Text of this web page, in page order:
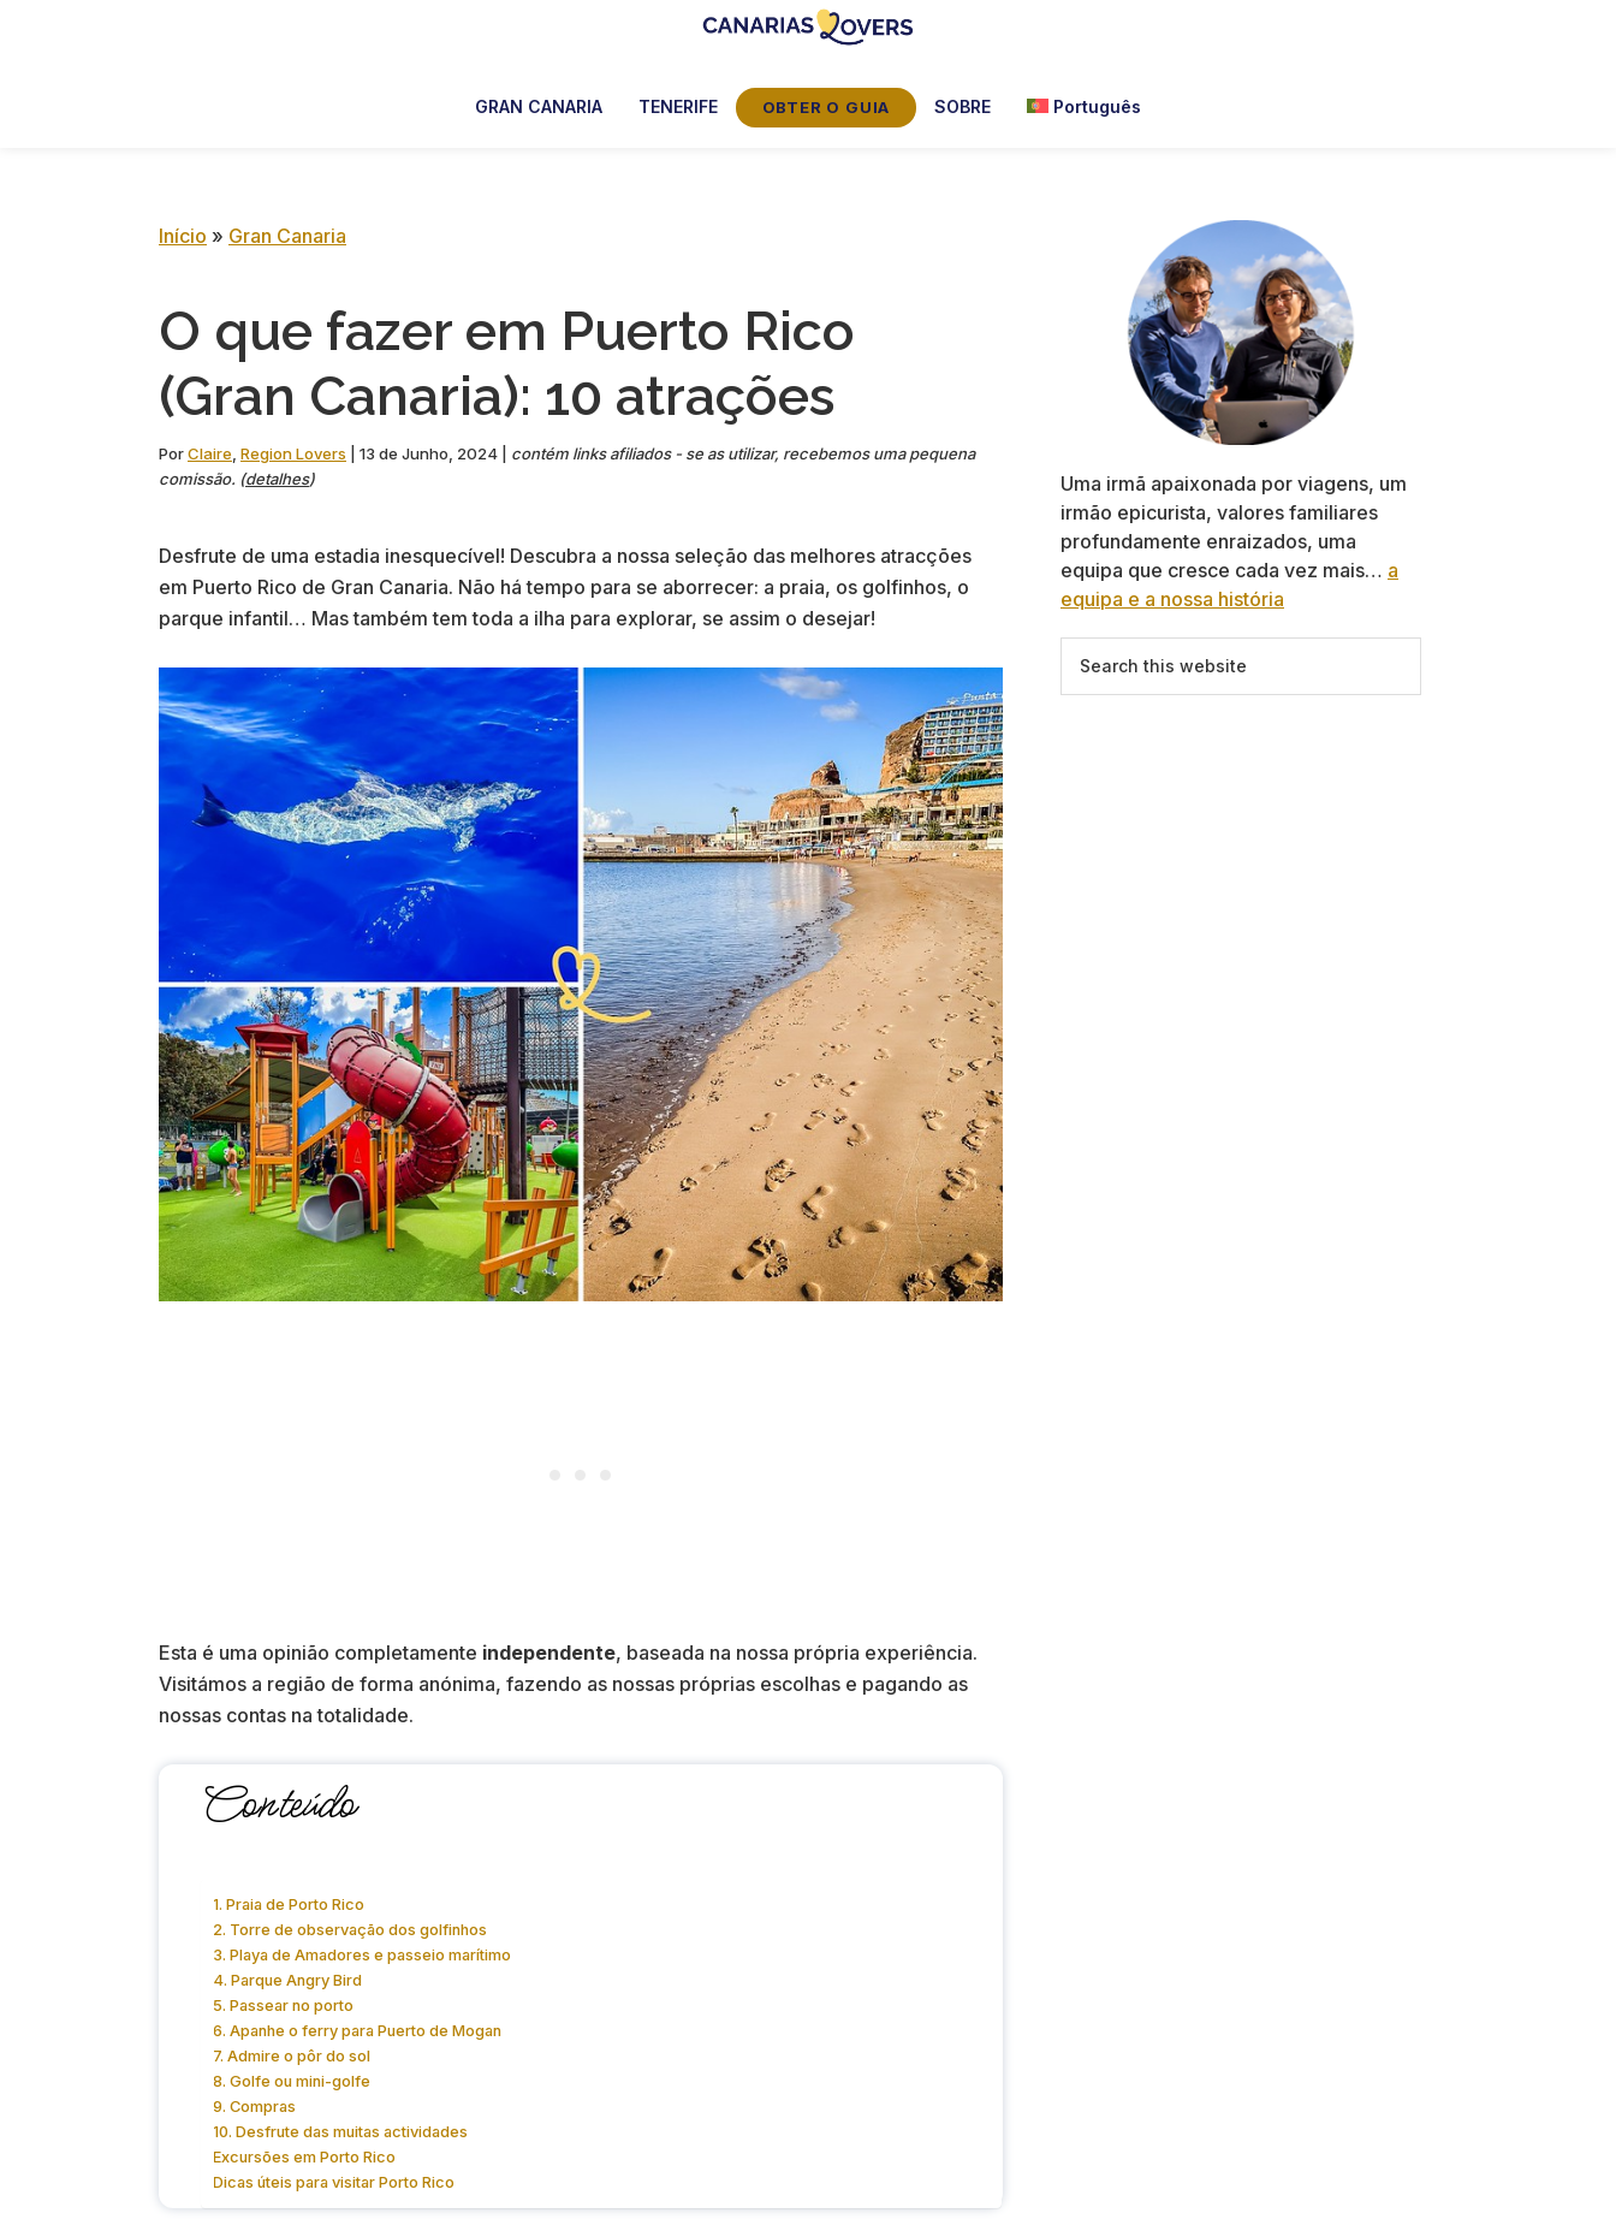
Lovers:
Tenerife
da
GRAN CANARIA TENERIFE OBTER O GUIA SOBRE Português
Início » Gran Canaria
O que fazer em Puerto Rico
(Gran Canaria): 10 atrações
PorClaire Region Lovers 13 de Junho, 2024
contém links afiliados - se as utilizar, recebemos uma pequena
comissão. (detalhes)
Desfrute de uma estadia inesquecível! Descubra a nossa seleção das melhores atracções
em Puerto Rico de Gran Canaria. Não há tempo para se aborrecer: a praia, os golfinhos, o
parque infantil… Mas também tem toda a ilha para explorar, se assim o desejar!
Esta é uma opinião completamente independente, baseada na nossa própria experiência.
Visitámos a região de forma anónima, fazendo as nossas próprias escolhas e pagando as
nossas contas na totalidade.
Conteúdo
1. Praia de Porto Rico
2. Torre de observação dos golfinhos
3. Playa de Amadores e passeio marítimo
4. Parque Angry Bird
5. Passear no porto
6. Apanhe o ferry para Puerto de Mogan
7. Admire o pôr do sol
8. Golfe ou mini-golfe
9. Compras
10. Desfrute das muitas actividades
Excursões em Porto Rico
Dicas úteis para visitar Porto Rico
Primary
Sidebar
Uma irmã apaixonada por viagens, um
irmão epicurista, valores familiares
profundamente enraizados, uma
equipa que cresce cada vez mais… a
equipa e a nossa história
this